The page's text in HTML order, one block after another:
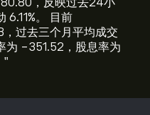
，反映过去24小
‎6.11‎%。 目前
过去三个月平均成交
为 -351.52，股息率为
"